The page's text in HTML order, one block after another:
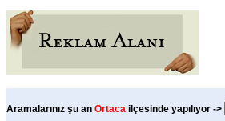
Aramalarınız şu an Ortaca ilçesinde yapılıyor ->